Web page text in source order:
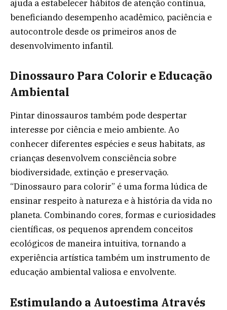
ajuda a estabelecer hábitos de atenção contínua,
beneficiando desempenho acadêmico, paciência e
autocontrole desde os primeiros anos de
desenvolvimento infantil.
Dinossauro Para Colorir e Educação
Ambiental
Pintar dinossauros também pode despertar
interesse por ciência e meio ambiente. Ao
conhecer diferentes espécies e seus habitats, as
crianças desenvolvem consciência sobre
biodiversidade, extinção e preservação.
“Dinossauro para colorir” é uma forma lúdica de
ensinar respeito à natureza e à história da vida no
planeta. Combinando cores, formas e curiosidades
científicas, os pequenos aprendem conceitos
ecológicos de maneira intuitiva, tornando a
experiência artística também um instrumento de
educação ambiental valiosa e envolvente.
Estimulando a Autoestima Através